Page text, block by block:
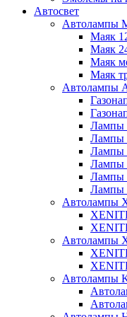
Автосвет
Автолампы
Маяк
Маяк
Маяк
Маяк
Автолампы
Лампы
Лампы
Лампы
Лампы
Лампы
Лампы
Автолампы
Автолампы
Автолампы